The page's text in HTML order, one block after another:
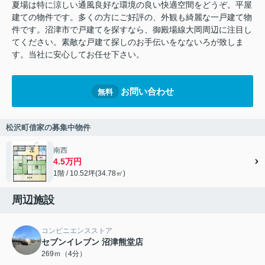
夏場は特に涼しい通風良好な環境の良い快適空間をどうぞ。平屋
建ての物件です。多くの方にご好評の、外観も綺麗な一戸建て物
件です。沼津市で戸建てを探すなら、御殿場線大岡周辺に注目し
てください。素敵な戸建て探しのお手伝いをなないろが致しま
す。当社に安心してお任せ下さい。
無料 お問い合わせ
松沢町借家の募集中物件
南西
4.5万円
1階 / 10.52坪(34.78㎡)
周辺施設
コンビニエンスストア
セブンイレブン 沼津熊堂店
269ｍ（4分）